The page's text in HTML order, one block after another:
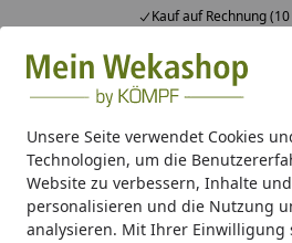
Unsere Seite verwendet Cookies
Technologien, um die
Website zu verbessern, Inhalte
personalisieren und die Nutzung
analysieren. Mit Ihrer Einwilligung
Kauf auf Rechnung
Alle Produkte
Mein Konto
Suchen
Startseite
Montageabteilung
Kontakt zu unserer